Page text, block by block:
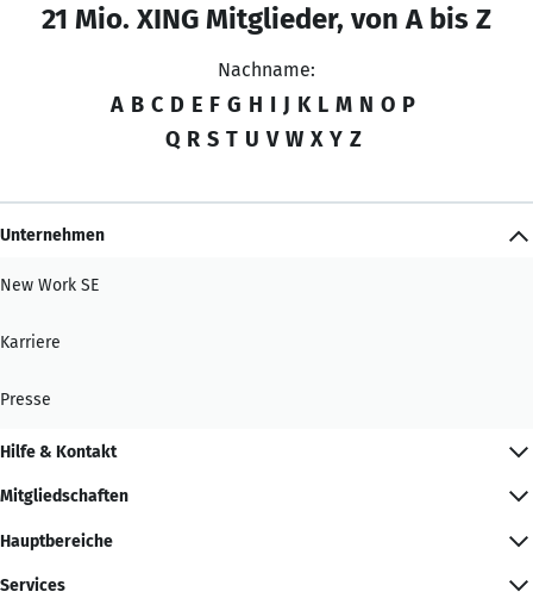
21 Mio. XING Mitglieder, von A bis Z
Nachname:
A B C D E F G H I J K L M N O P
Q R S T U V W X Y Z
Unternehmen
New Work SE
Karriere
Presse
Hilfe & Kontakt
Mitgliedschaften
Hauptbereiche
Services